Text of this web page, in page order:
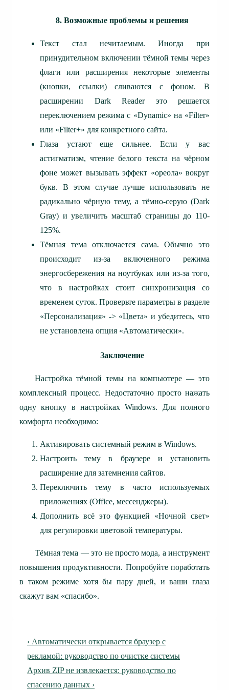
8. Возможные проблемы и решения
Текст стал нечитаемым. Иногда при
принудительном включении тёмной темы через
флаги или расширения некоторые элементы
(кнопки, ссылки) сливаются с фоном. В
расширении Dark Reader это решается
переключением режима с «Dynamic» на «Filter»
или «Filter+» для конкретного сайта.
Глаза устают еще сильнее. Если у вас
астигматизм, чтение белого текста на чёрном
фоне может вызывать эффект «ореола» вокруг
букв. В этом случае лучше использовать не
радикально чёрную тему, а тёмно-серую (Dark
Gray) и увеличить масштаб страницы до 110-
125%.
Тёмная тема отключается сама.Обычно это
происходит из-за включенного режима
энергосбережения на ноутбуках или из-за того,
что в настройках стоит синхронизация со
временем суток. Проверьте параметры в разделе
«Персонализация» -> «Цвета» и убедитесь, что
не установлена опция «Автоматически».
Заключение
Настройка тёмной темы на компьютере — это
комплексный процесс. Недостаточно просто нажать
одну кнопку в настройках Windows. Для полного
комфорта необходимо:
Активировать системный режим в Windows.
Настроить тему в браузере и установить
расширение для затемнения сайтов.
Переключить тему в часто используемых
приложениях (Office, мессенджеры).
Дополнить всё это функцией «Ночной свет»
для регулировки цветовой температуры.
Тёмная тема — это не просто мода, а инструмент
повышения продуктивности. Попробуйте поработать
в таком режиме хотя бы пару дней, и ваши глаза
скажут вам «спасибо».
Навигация
по
записям
Предыдущая
запись
‹ Автоматически открывается браузер с
рекламой: руководство по очистке системы
Следующая
запись
Архив ZIP не извлекается: руководство по
спасению данных ›